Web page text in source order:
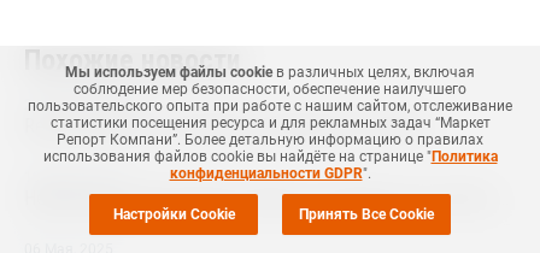
Похожие новости
20 Февраля,2026
Repsol планирует увеличивать дивиденды и добычу
Мы используем файлы cookieв различных целях, включая
соблюдение мер безопасности, обеспечение наилучшего
пользовательского опыта при работе с нашим сайтом, отслеживание
статистики посещения ресурса и для рекламных задач “Маркет
Репорт Компани”. Более детальную информацию о правилах
использования файлов cookie вы найдёте на странице "Политика
конфиденциальности GDPR".
Настройки Cookie Принять Все Cookie